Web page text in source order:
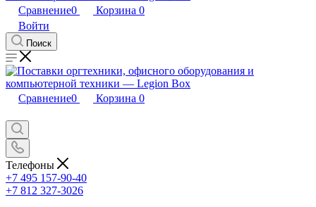
Сравнение0 Корзина 0
Войти
Поиск
Сравнение0 Корзина 0
Телефоны
+7 495 157-90-40
+7 812 327-3026